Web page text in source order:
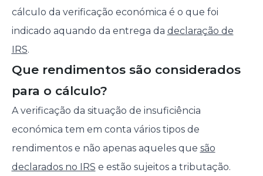
cálculo da verificação económica é o que foi
indicado aquando da entrega da declaração de
IRS.
Que rendimentos são considerados
para o cálculo?
A verificação da situação de insuficiência
económica tem em conta vários tipos de
rendimentos e não apenas aqueles que são
declarados no IRS e estão sujeitos a tributação.